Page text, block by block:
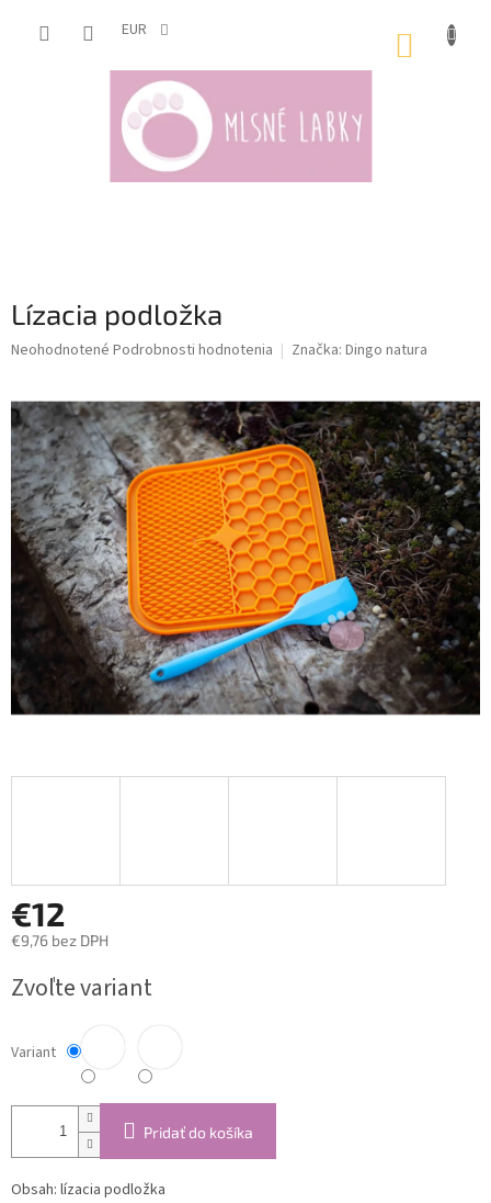
EUR
Lízacia podložka
Priemerné
je
0,0
z
5
hviezdičiek.
Neohodnotené Podrobnosti hodnotenia Značka: Dingo natura
€12
€9,76 bez DPH
cena:
Zvoľte variant
Variant
Pridať do košíka
Obsah: lízacia podložka